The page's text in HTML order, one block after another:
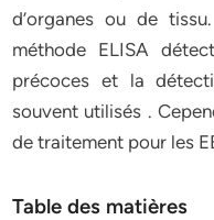
d’organes ou de
méthode ELISA
précoces et la
souvent utilisés .
de traitement pour les
Table des matières